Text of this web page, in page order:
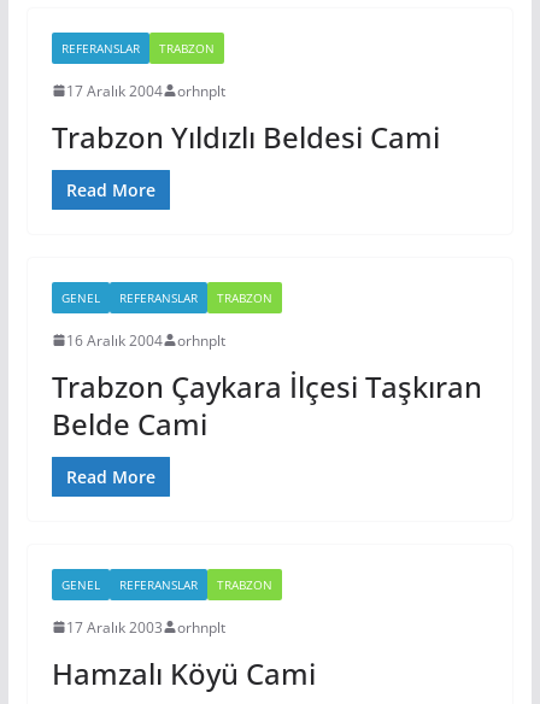
REFERANSLAR TRABZON
17 Aralık 2004 orhnplt
Trabzon Yıldızlı Beldesi Cami
Read More
GENEL REFERANSLAR TRABZON
16 Aralık 2004 orhnplt
Trabzon Çaykara İlçesi Taşkıran
Belde Cami
Read More
GENEL REFERANSLAR TRABZON
17 Aralık 2003 orhnplt
Hamzalı Köyü Cami